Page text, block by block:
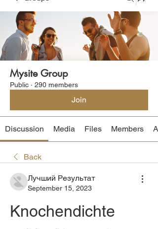
Mysite Group
Public · 290 members
Join
Discussion Media Files Members
Back
Лучший Результат
September 15, 2023
Knochendichte